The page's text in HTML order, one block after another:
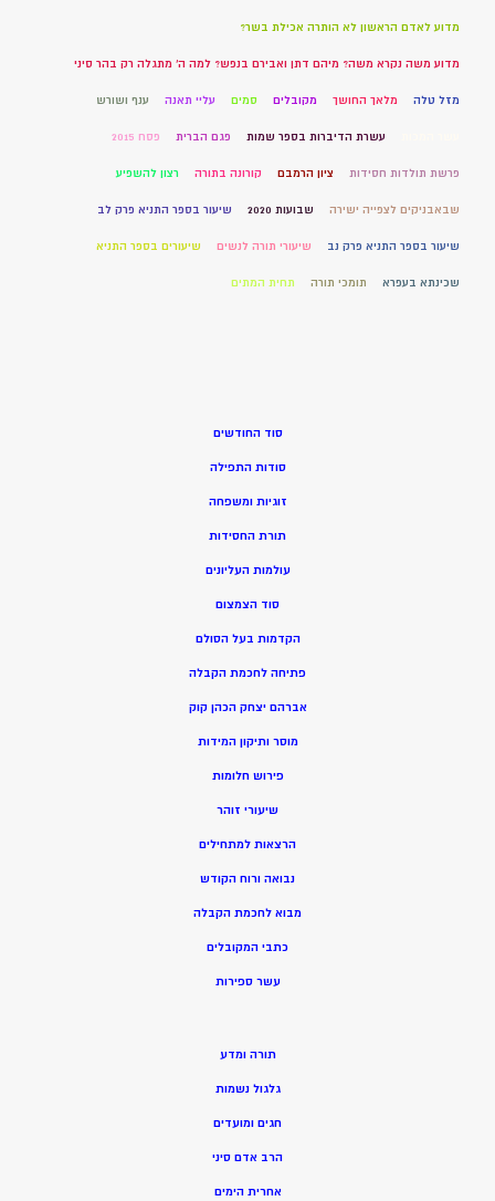
מדוע לאדם הראשון לא הותרה אכילת בשר?
מדוע משה נקרא משה? מיהם דתן ואבירם בנפש? למה ה' מתגלה רק בהר סיני
מזל טלה מלאך החושך מקובלים סמים עליי תאנה ענף ושורש
עשרת הדיברות בספר שמות פגם הברית פסח 2015
פרשת תולדות חסידות ציון הרמבם קורונה בתורה רצון להשפיע
שבאבניקים לצפייה ישירה שבועות 2020 שיעור בספר התניא פרק לב
שיעור בספר התניא פרק נב שיעורי תורה לנשים שיעורים בספר התניא
שכינתא בעפרא תומכי תורה תחית המתים
סוד החודשים
סודות התפילה
זוגיות ומשפחה
תורת החסידות
עולמות העליונים
סוד הצמצום
הקדמות בעל הסולם
פתיחה לחכמת הקבלה
אברהם יצחק הכהן קוק
מוסר ותיקון המידות
פירוש חלומות
שיעורי זוהר
הרצאות למתחילים
נבואה ורוח הקודש
מבוא לחכמת הקבלה
כתבי המקובלים
עשר ספירות
תורה ומדע
גלגול נשמות
חגים ומועדים
הרב אדם סיני
אחרית הימים